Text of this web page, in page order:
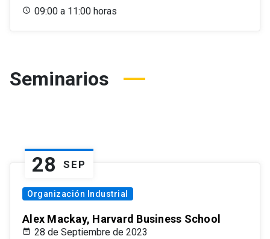
09:00 a 11:00 horas
Seminarios
28 SEP
Organización Industrial
Alex Mackay, Harvard Business School
28 de Septiembre de 2023